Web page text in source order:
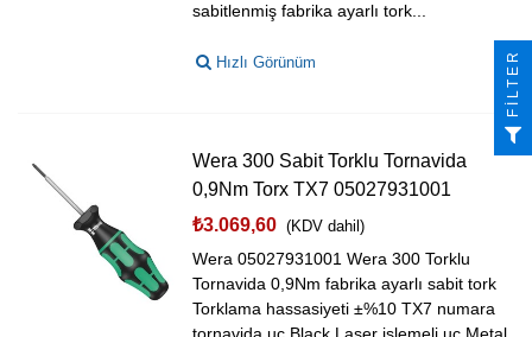
sabitlenmiş fabrika ayarlı tork...
Hızlı Görünüm
Wera 300 Sabit Torklu Tornavida
0,9Nm Torx TX7 05027931001
₺3.069,60 (KDV dahil)
Wera 05027931001 Wera 300 Torklu
Tornavida 0,9Nm fabrika ayarlı sabit tork
Torklama hassasiyeti ±%10 TX7 numara
FILTER